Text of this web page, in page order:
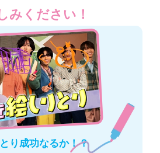
みください！
り成功なるか！？